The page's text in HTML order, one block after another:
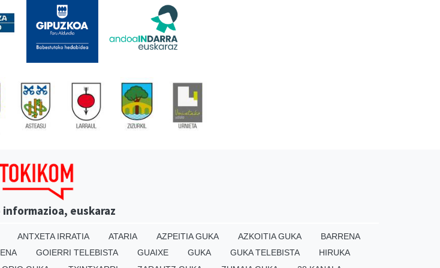
informazioa, euskaraz
ANTXETA IRRATIA ATARIA AZPEITIA GUKA AZKOITIA GUKA
BARRENA
GOIERRI TELEBISTA GUAIXE GUKA GUKA TELEBISTA
HIRUKA